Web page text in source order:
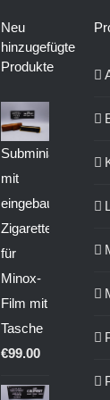
Neu
hinzugefügte
Produkte
Subminiaturkamera
mit
eingebautem
Zigarettenanzünder
für
Minox-
Film mit
Tasche
€99.00